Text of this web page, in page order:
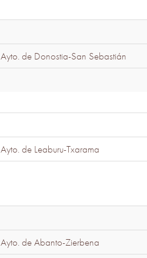
Ayto. de Donostia-San Sebastián
Ayto. de Leaburu-Txarama
Ayto. de Abanto-Zierbena